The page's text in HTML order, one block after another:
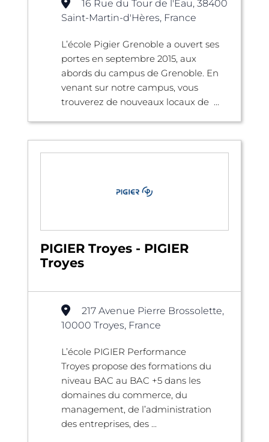
16 Rue du Tour de l'Eau, 38400
Saint-Martin-d'Hères, France
L’école Pigier Grenoble a ouvert ses
portes en septembre 2015, aux
abords du campus de Grenoble. En
venant sur notre campus, vous
trouverez de nouveaux locaux de ...
PIGIER Troyes - PIGIER
Troyes
217 Avenue Pierre Brossolette,
10000 Troyes, France
L’école PIGIER Performance
Troyes propose des formations du
niveau BAC au BAC +5 dans les
domaines du commerce, du
management, de l’administration
des entreprises, des ...